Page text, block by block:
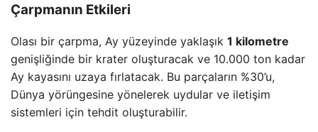
Çarpmanın Etkileri
Olası bir çarpma, Ay yüzeyinde yaklaşık 1 kilometre
genişliğinde bir krater oluşturacak ve 10.000 ton kadar
Ay kayasını uzaya fırlatacak. Bu parçaların %30’u,
Dünya yörüngesine yönelerek uydular ve iletişim
sistemleri için tehdit oluşturabilir.